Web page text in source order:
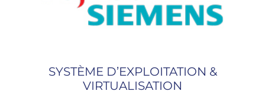
SYSTÈME D’EXPLOITATION &
VIRTUALISATION